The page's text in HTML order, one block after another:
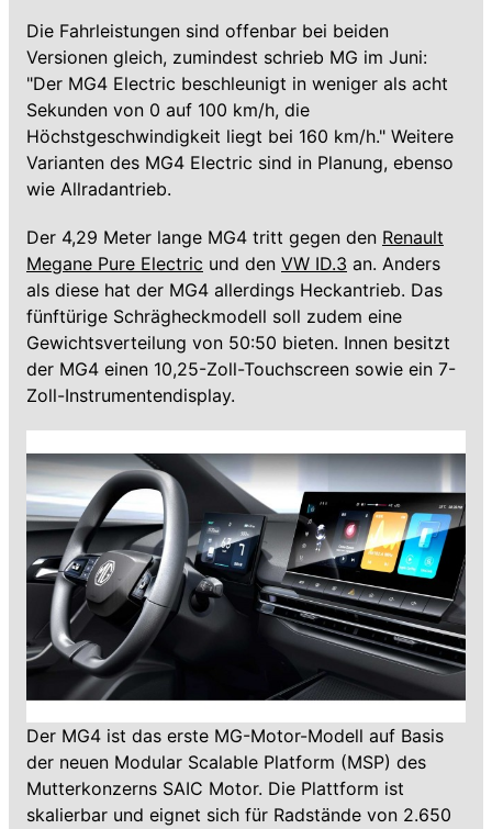
Die Fahrleistungen sind offenbar bei beiden
Versionen gleich, zumindest schrieb MG im Juni:
"Der MG4 Electric beschleunigt in weniger als acht
Sekunden von 0 auf 100 km/h, die
Höchstgeschwindigkeit liegt bei 160 km/h." Weitere
Varianten des MG4 Electric sind in Planung, ebenso
wie Allradantrieb.
Der 4,29 Meter lange MG4 tritt gegen den Renault
Megane Pure Electric und den VW ID.3 an. Anders
als diese hat der MG4 allerdings Heckantrieb. Das
fünftürige Schrägheckmodell soll zudem eine
Gewichtsverteilung von 50:50 bieten. Innen besitzt
der MG4 einen 10,25-Zoll-Touchscreen sowie ein 7-
Zoll-Instrumentendisplay.
Der MG4 ist das erste MG-Motor-Modell auf Basis
der neuen Modular Scalable Platform (MSP) des
Mutterkonzerns SAIC Motor. Die Plattform ist
skalierbar und eignet sich für Radstände von 2.650